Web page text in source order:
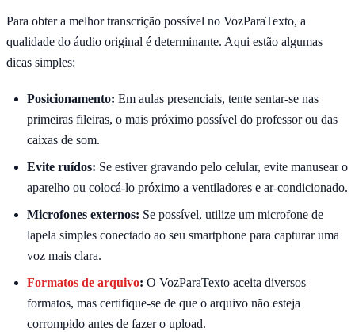
Para obter a melhor transcrição possível no VozParaTexto, a
qualidade do áudio original é determinante. Aqui estão algumas
dicas simples:
Posicionamento: Em aulas presenciais, tente sentar-se nas
primeiras fileiras, o mais próximo possível do professor ou das
caixas de som.
Evite ruídos: Se estiver gravando pelo celular, evite manusear o
aparelho ou colocá-lo próximo a ventiladores e ar-condicionado.
Microfones externos: Se possível, utilize um microfone de
lapela simples conectado ao seu smartphone para capturar uma
voz mais clara.
Formatos de arquivo: O VozParaTexto aceita diversos
formatos, mas certifique-se de que o arquivo não esteja
corrompido antes de fazer o upload.